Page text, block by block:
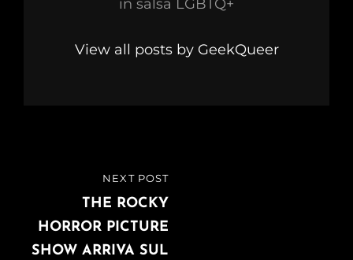
in salsa LGBTQ+
View all posts by GeekQueer
Navigazione
articoli
NEXT POST
THE ROCKY
HORROR PICTURE
SHOW ARRIVA SUL